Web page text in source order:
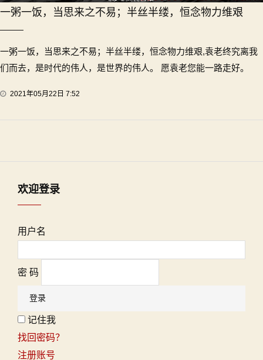
一粥一饭，当思来之不易；半丝半缕，恒念物力维艰
一粥一饭，当思来之不易；半丝半缕，恒念物力维艰,袁老终究离我
们而去，是时代的伟人，是世界的伟人。 愿袁老您能一路走好。
2021年05月22日 7:52
欢迎登录
用户名
密 码
记住我
找回密码？
注册账号